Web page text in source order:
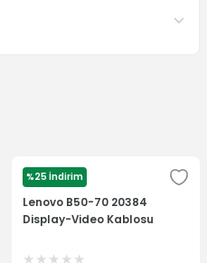
%25 İndirim
Lenovo B50-70 20384
Display-Video Kablosu